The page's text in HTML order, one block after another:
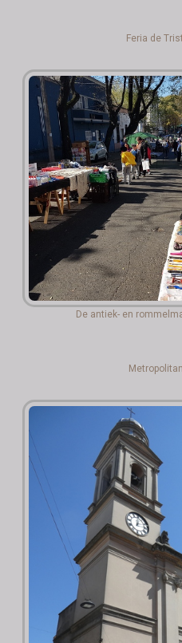
Feria de
De antiek- en